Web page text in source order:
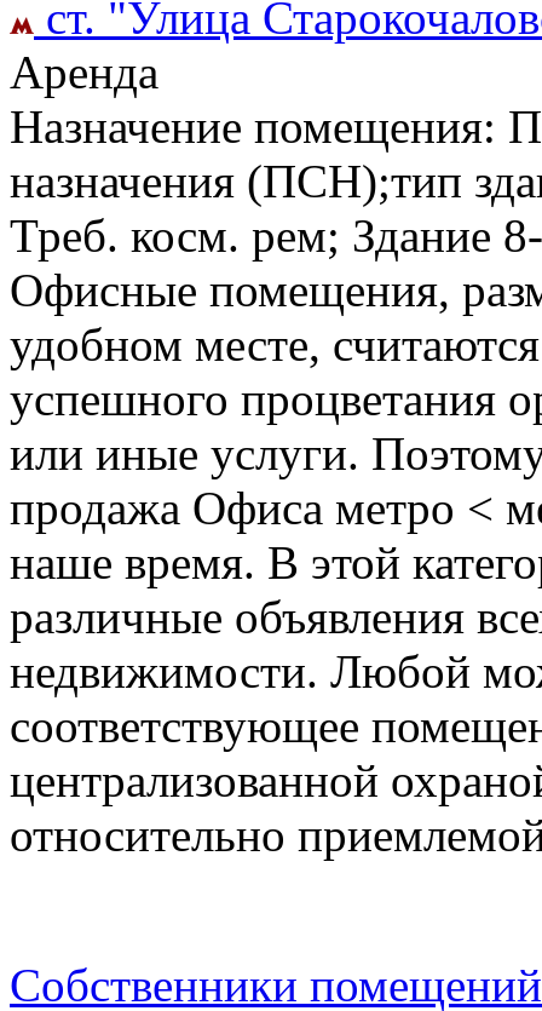
ст. "Улица
Аренда
Назначение помещения:
назначения (ПСН);тип
Треб. косм. рем; Здание
Офисные помещения,
удобном месте,
успешного процветания
или иные услуги.
продажа Офиса метро <
наше время. В этой
различные объявления
недвижимости. Любой
соответствующее
централизованной
относительно
Собственники